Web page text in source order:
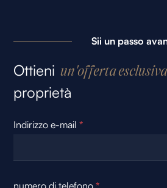
Sii un passo
Ottieni un'offerta
proprietà
Indirizzo e-mail*